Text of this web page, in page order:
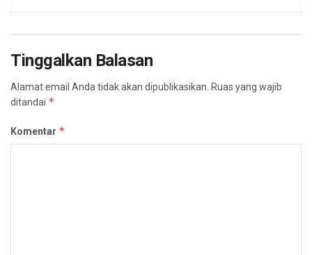
Tinggalkan Balasan
Alamat email Anda tidak akan dipublikasikan. Ruas yang wajib
ditandai *
Komentar *